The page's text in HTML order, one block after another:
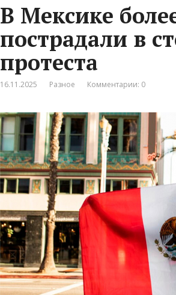
В Мексике
пострадали в
протеста
16.11.2025 Разное Комментарии: 0